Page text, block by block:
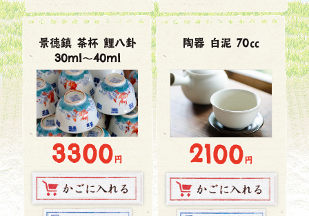
景徳鎮 茶杯 鯉八卦
30ml～40ml
3300円
陶器 白泥 70㏄
2100円